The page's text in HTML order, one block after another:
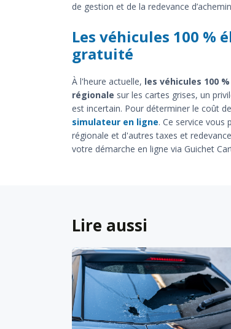
de gestion et de la redevance
Les véhicules 100 %
gratuité
À l'heure actuelle, les véhicules 100
régionale sur les cartes grises, un
est incertain. Pour déterminer le coût
simulateur en ligne. Ce service vous
régionale et d'autres taxes et
votre démarche en ligne via Guichet
Lire aussi